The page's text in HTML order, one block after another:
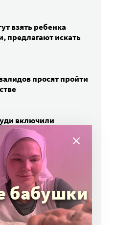
взять ребенка
предлагают искать
просят пройти
включили
важных препаратов
закон
Как этого